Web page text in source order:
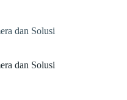
dan Solusi
dan Solusi